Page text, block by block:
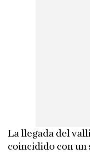
La llegada del
coincidido con